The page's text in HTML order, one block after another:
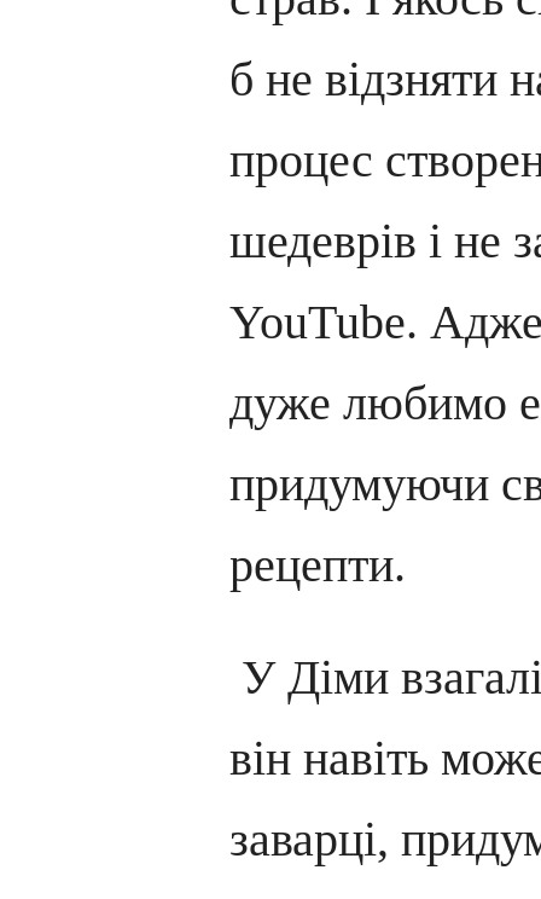
б не відзняти
процес
шедеврів і не
YouTube.
дуже любимо
придумуючи
рецепти.
У Діми
він навіть
заварці,